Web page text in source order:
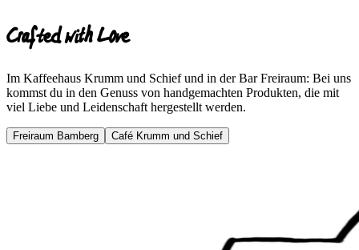
Crafted with Love
Im Kaffeehaus Krumm und Schief und in der Bar Freiraum: Bei uns
kommst du in den Genuss von handgemachten Produkten, die mit
viel Liebe und Leidenschaft hergestellt werden.
Freiraum Bamberg Café Krumm und Schief